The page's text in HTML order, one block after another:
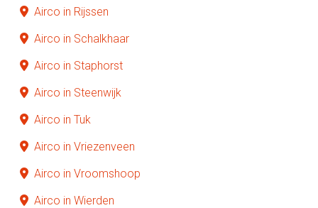
Airco in Rijssen
Airco in Schalkhaar
Airco in Staphorst
Airco in Steenwijk
Airco in Tuk
Airco in Vriezenveen
Airco in Vroomshoop
Airco in Wierden